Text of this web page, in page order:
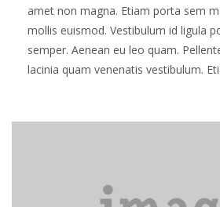
amet non magna. Etiam porta sem
mollis euismod. Vestibulum id ligula
semper. Aenean eu leo quam.
lacinia quam venenatis vestibulum.
Read more